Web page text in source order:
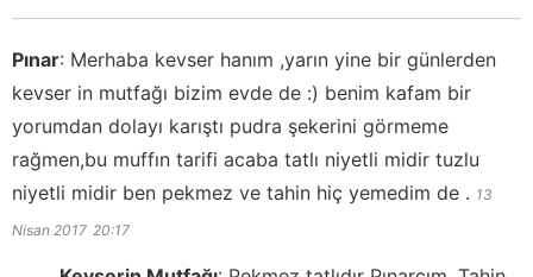
Pınar: Merhaba kevser hanım ,yarın yine bir günlerden
kevser in mutfağı bizim evde de :) benim kafam bir
yorumdan dolayı karıştı pudra şekerini görmeme
rağmen,bu muffın tarifi acaba tatlı niyetli midir tuzlu
niyetli midir ben pekmez ve tahin hiç yemedim de . 13
Nisan 2017 20:17